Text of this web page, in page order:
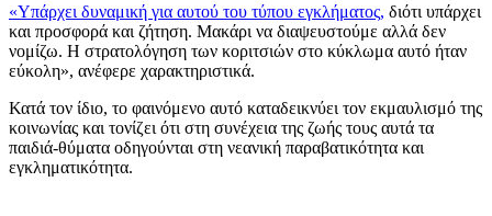
«Υπάρχει δυναμική για αυτού του τύπου εγκλήματος, διότι υπάρχει
και προσφορά και ζήτηση. Μακάρι να διαψευστούμε αλλά δεν
νομίζω. Η στρατολόγηση των κοριτσιών στο κύκλωμα αυτό ήταν
εύκολη», ανέφερε χαρακτηριστικά.
Κατά τον ίδιο, το φαινόμενο αυτό καταδεικνύει τον εκμαυλισμό της
κοινωνίας και τονίζει ότι στη συνέχεια της ζωής τους αυτά τα
παιδιά-θύματα οδηγούνται στη νεανική παραβατικότητα και
εγκληματικότητα.